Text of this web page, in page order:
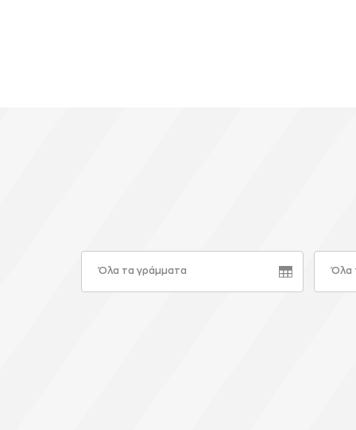
Όλα τα γράμματα Όλα